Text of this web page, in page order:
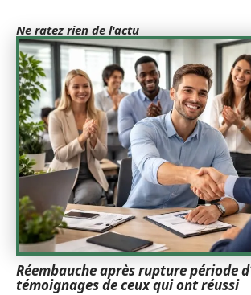
Ne ratez rien de l'actu
Réembauche après rupture période
témoignages de ceux qui ont réussi